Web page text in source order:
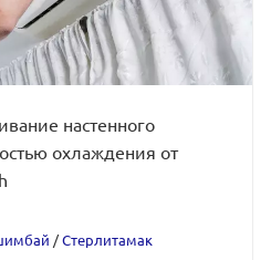
настенного
охлаждения от
/Стерлитамак